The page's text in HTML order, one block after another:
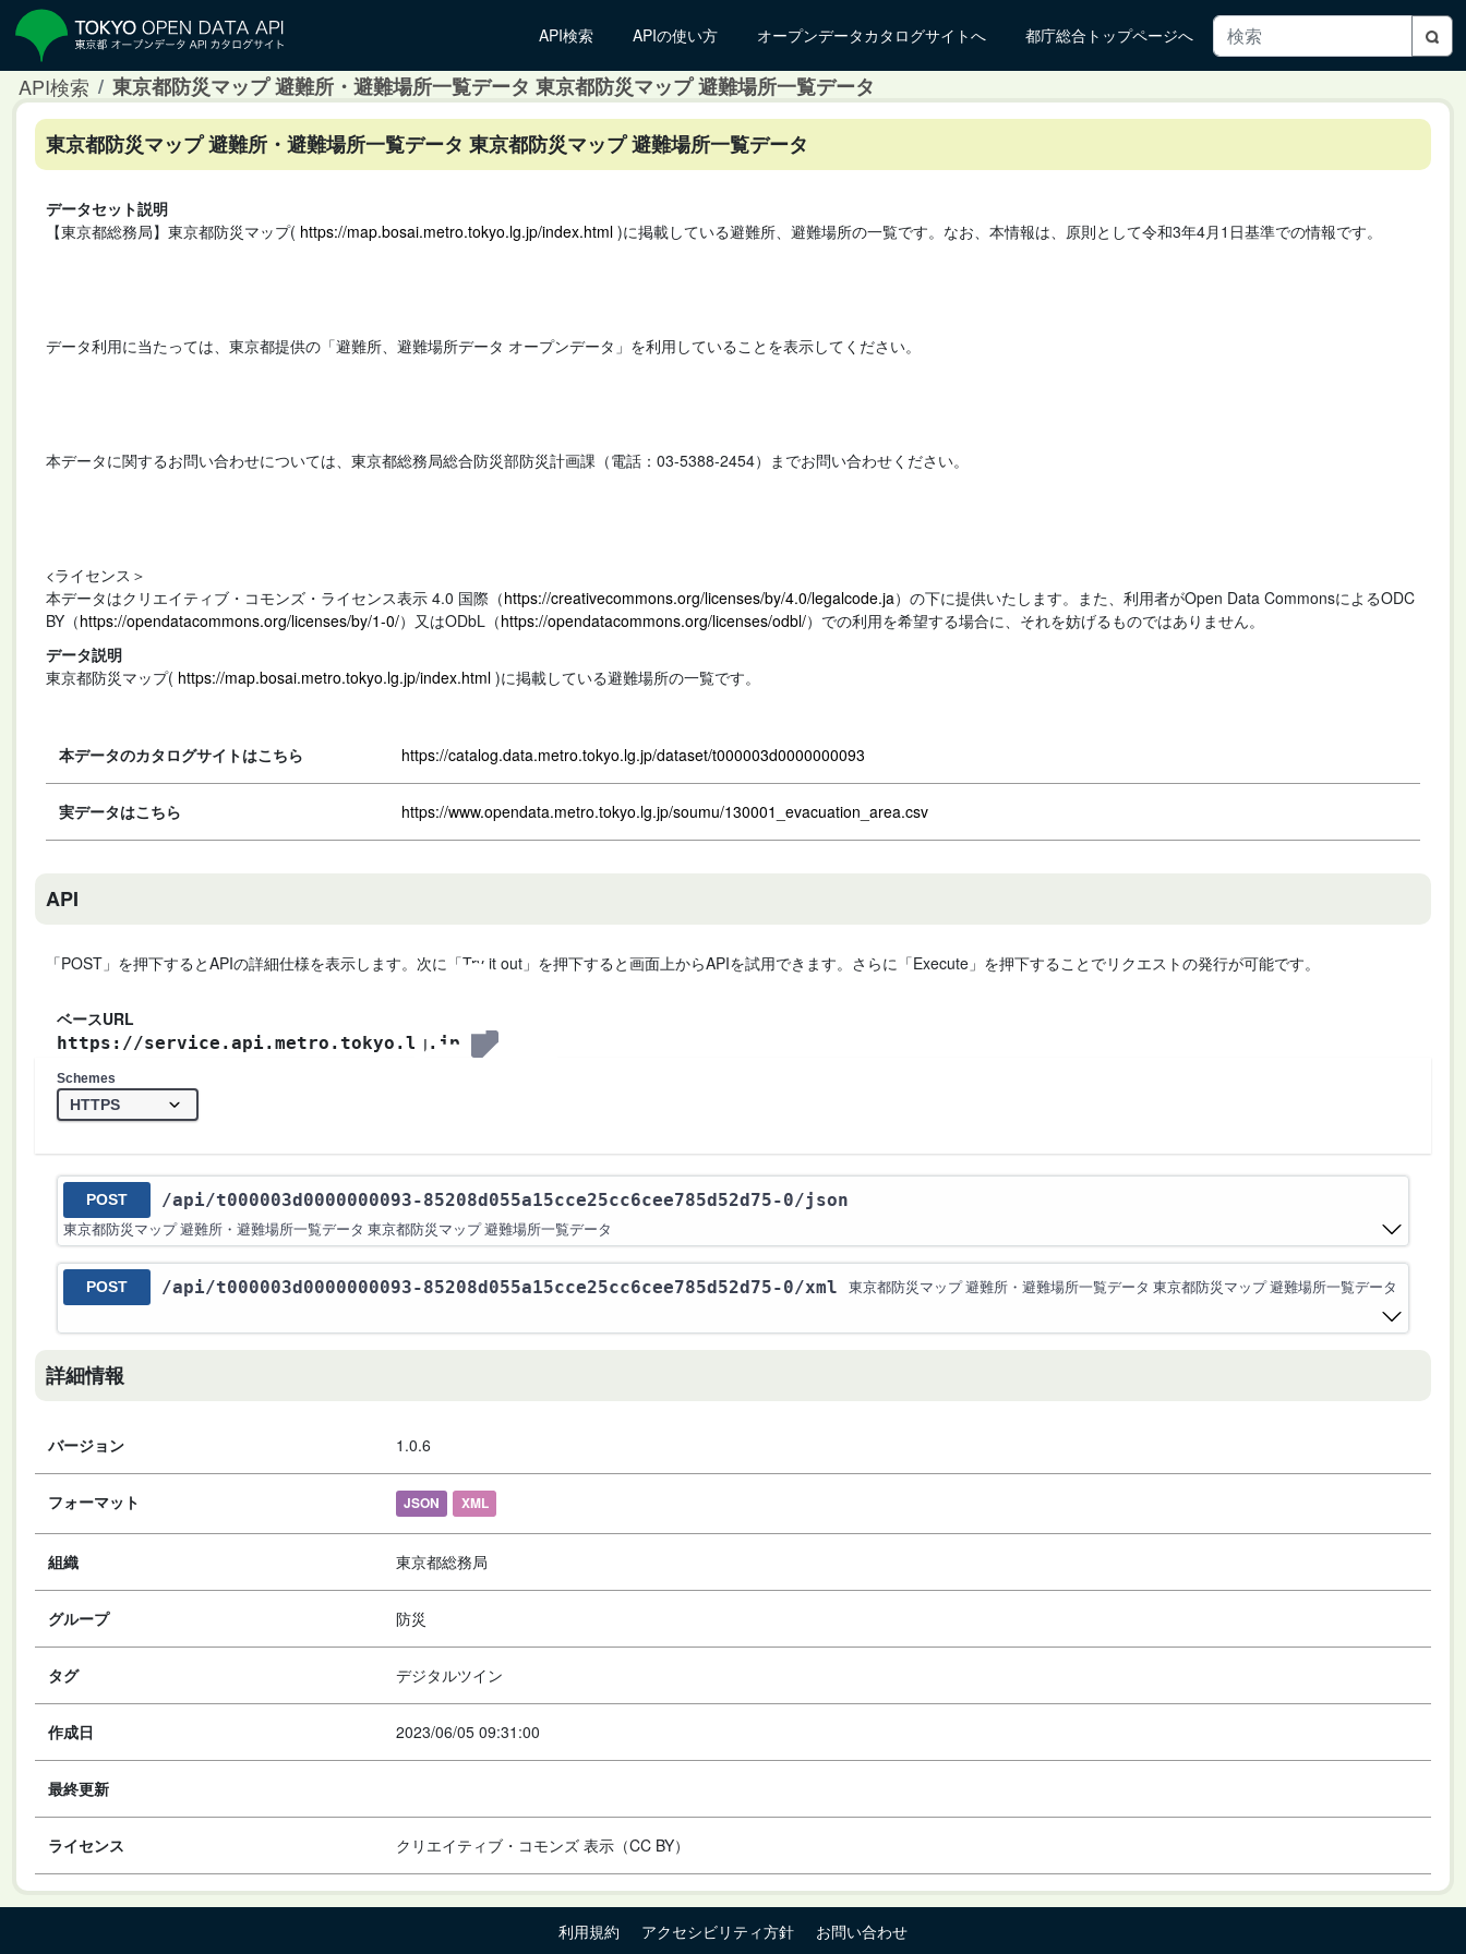
API検索 APIの使い方 オープンデータカタログサイトへ 都庁総合トップページへ
API検索 東京都防災マップ 避難所・避難場所一覧データ 東京都防災マップ 避難場所一覧データ
東京都防災マップ 避難所・避難場所一覧データ 東京都防災マップ 避難場所一覧データ
データセット説明
【東京都総務局】東京都防災マップ( https://map.bosai.metro.tokyo.lg.jp/index.html )に掲載している避難所、避難場所の一覧です。なお、本情報は、原則として令和3年4月1日基準での情報です。
データ利用に当たっては、東京都提供の「避難所、避難場所データ オープンデータ」を利用していることを表示してください。
本データに関するお問い合わせについては、東京都総務局総合防災部防災計画課（電話：03-5388-2454）までお問い合わせください。
<ライセンス＞
本データはクリエイティブ・コモンズ・ライセンス表示 4.0 国際（https://creativecommons.org/licenses/by/4.0/legalcode.ja）の下に提供いたします。また、利用者がOpen Data CommonsによるODC
BY（https://opendatacommons.org/licenses/by/1-0/）又はODbL（https://opendatacommons.org/licenses/odbl/）での利用を希望する場合に、それを妨げるものではありません。
データ説明
東京都防災マップ( https://map.bosai.metro.tokyo.lg.jp/index.html )に掲載している避難場所の一覧です。
本データのカタログサイトはこちら https://catalog.data.metro.tokyo.lg.jp/dataset/t000003d0000000093
実データはこちら https://www.opendata.metro.tokyo.lg.jp/soumu/130001_evacuation_area.csv
API
「POST」を押下するとAPIの詳細仕様を表示します。次に「Try it out」を押下すると画面上からAPIを試用できます。さらに「Execute」を押下することでリクエストの発行が可能です。
ベースURL
https://service.api.metro.tokyo.lg.jp
Schemes
POST /api/t000003d0000000093-85208d055a15cce25cc6cee785d52d75-0/json
東京都防災マップ 避難所・避難場所一覧データ 東京都防災マップ 避難場所一覧データ
POST /api/t000003d0000000093-85208d055a15cce25cc6cee785d52d75-0/xml 東京都防災マップ 避難所・避難場所一覧データ 東京都防災マップ 避難場所一覧データ
詳細情報
バージョン 1.0.6
フォーマット JSON XML
組織 東京都総務局
グループ 防災
タグ デジタルツイン
作成日 2023/06/05 09:31:00
最終更新
ライセンス クリエイティブ・コモンズ 表示（CC BY）
利用規約 アクセシビリティ方針 お問い合わせ